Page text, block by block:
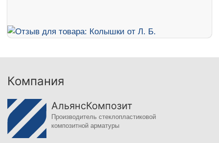
Компания
АльянсКомпозит
Производитель стеклопластиковой
композитной арматуры